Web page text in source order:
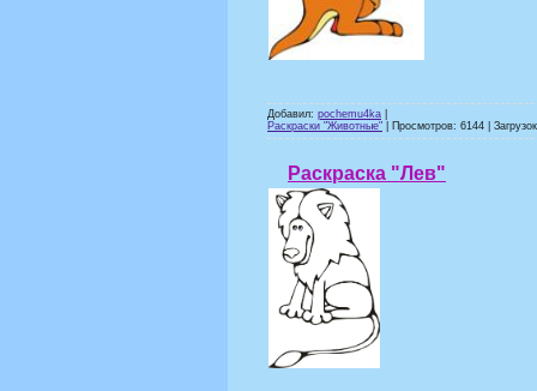
Добавил: pochemu4ka
Раскраски "Животные" | Просмотров: 6144 |
Раскраска "Лев"